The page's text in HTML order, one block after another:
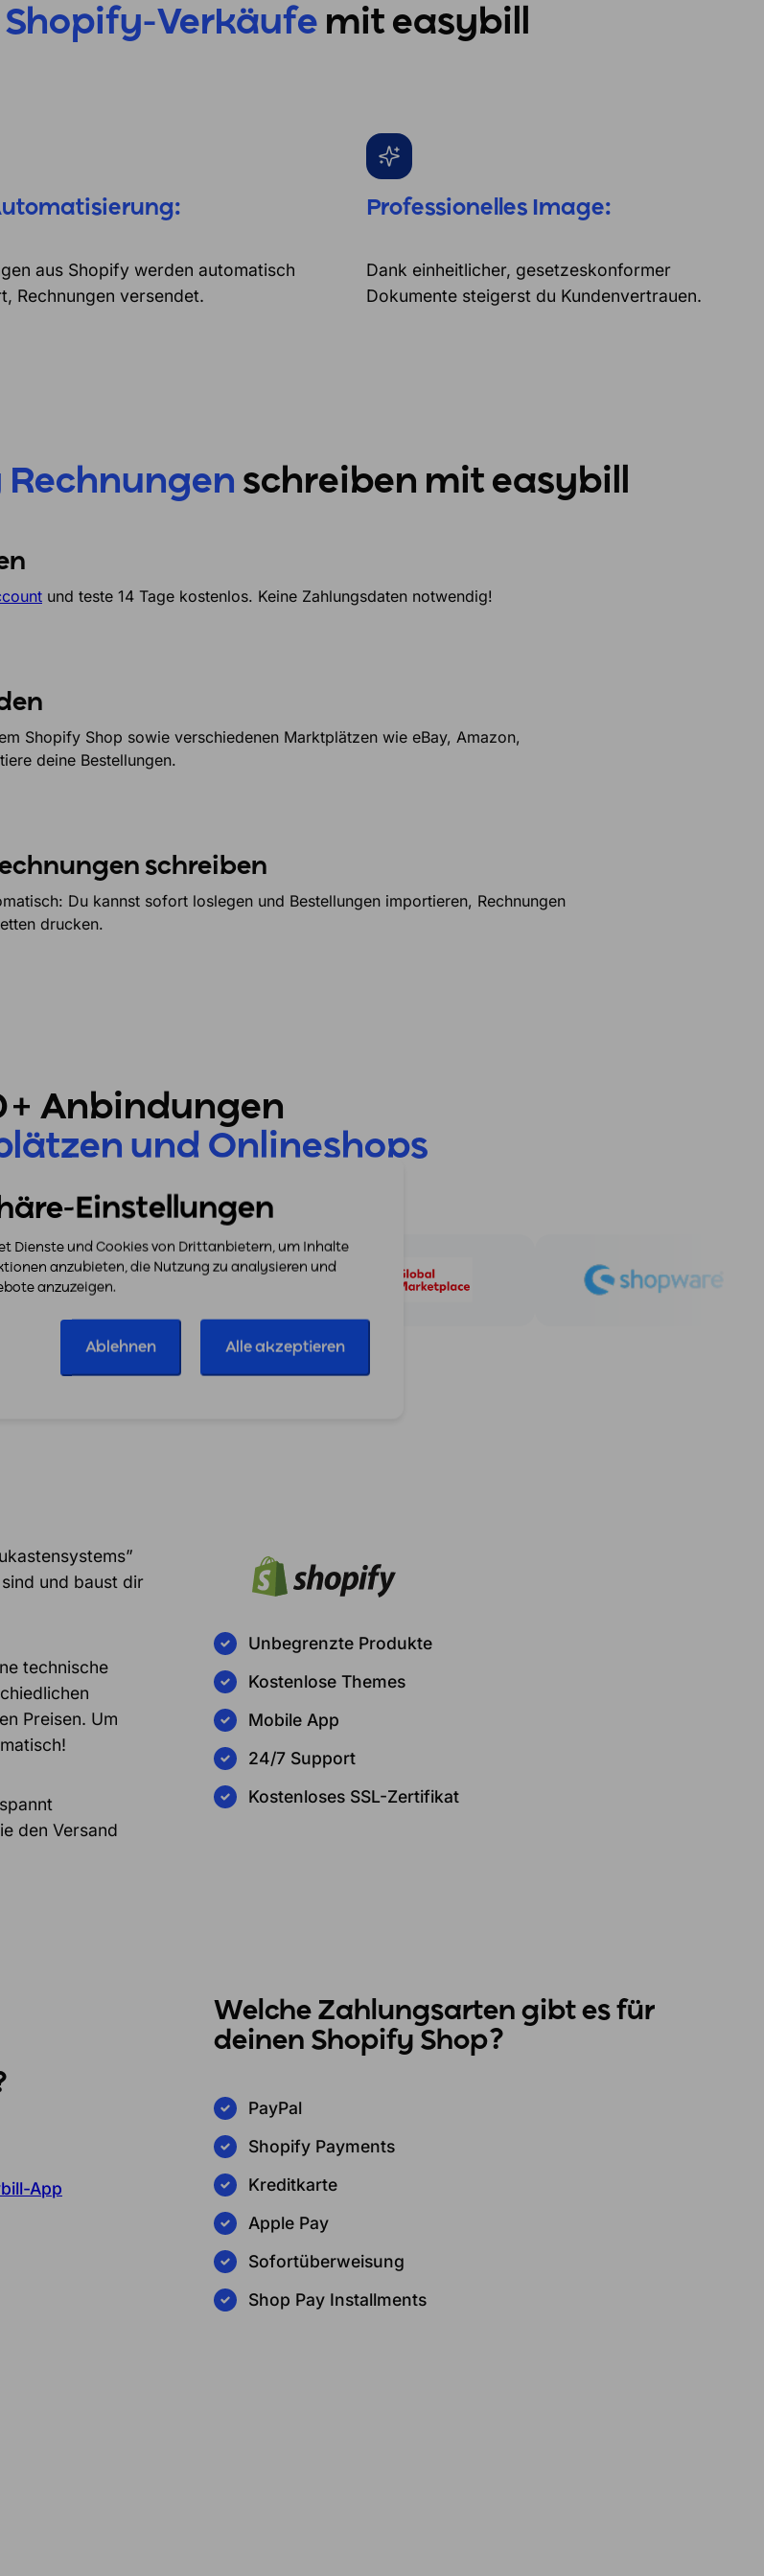
Shopify-Verkäufe mit easybill
aus Shopify werden automatisch
Rechnungen versendet.
Professionelles Image:
Dank einheitlicher, gesetzeskonformer
Dokumente steigerst du Kundenvertrauen.
schreiben mit easybill
und teste 14 Tage kostenlos. Keine Zahlungsdaten notwendig!
Shopify Shop sowie verschiedenen Marktplätzen wie eBay, Amazon,
deine Bestellungen.
schreiben
Du kannst sofort loslegen und Bestellungen importieren, Rechnungen
drucken.
Anbindungen
und Onlineshops
Alle Anbindungen
und baust dir
technische
Preisen. Um
den Versand
Unbegrenzte Produkte
Kostenlose Themes
Mobile App
24/7 Support
Kostenloses SSL-Zertifikat
App
Welche Zahlungsarten gibt es für
deinen Shopify Shop?
PayPal
Shopify Payments
Kreditkarte
Apple Pay
Sofortüberweisung
Shop Pay Installments
Einstellungen
Dienste und Cookies von Drittanbietern, um Inhalte
anzubieten, die Nutzung zu analysieren und
anzuzeigen.
Ablehnen Alle akzeptieren